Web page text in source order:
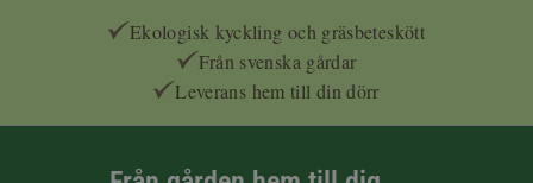
Ekologisk kyckling och gräsbeteskött
Från svenska gårdar
Leverans hem till din dörr